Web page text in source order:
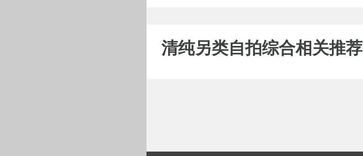
清纯另类自拍综合相关推荐